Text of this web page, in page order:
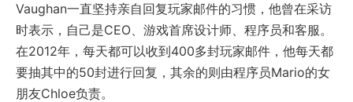
Vaughan一直坚持亲自回复玩家邮件的习惯，他曾在采访
时表示，自己是CEO、游戏首席设计师、程序员和客服。
在2012年，每天都可以收到400多封玩家邮件，他每天都
要抽其中的50封进行回复，其余的则由程序员Mario的女
朋友Chloe负责。